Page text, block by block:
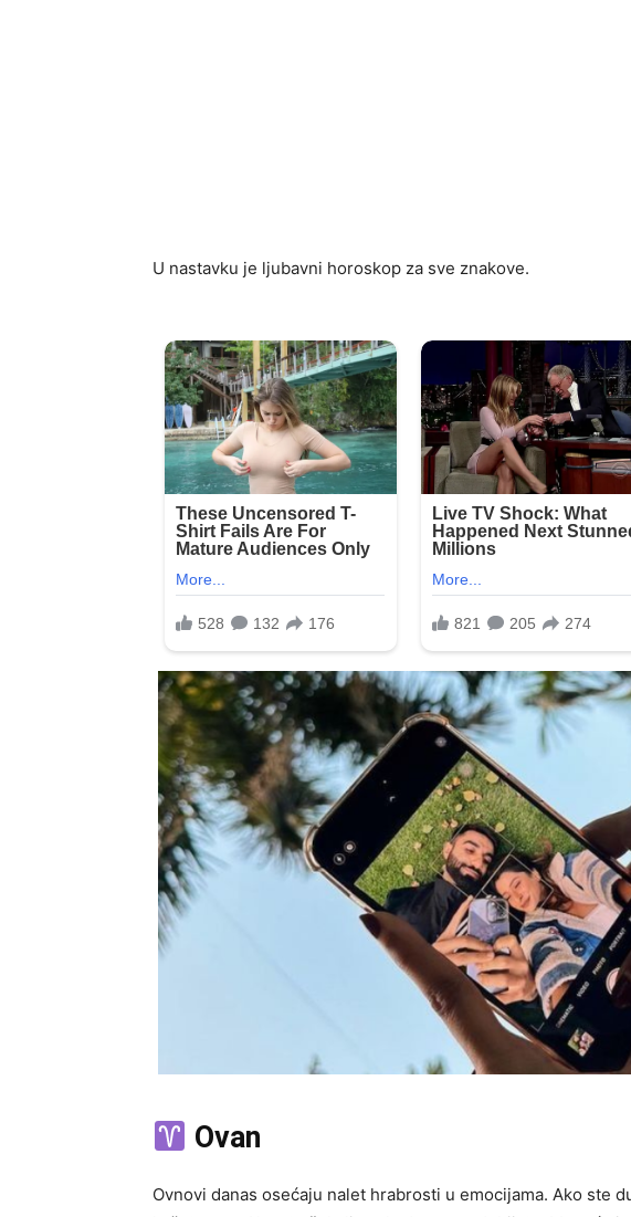
U nastavku je ljubavni horoskop za sve znakove.
Ovan
Ovnovi danas osećaju nalet hrabrosti u emocijama. Ako ste